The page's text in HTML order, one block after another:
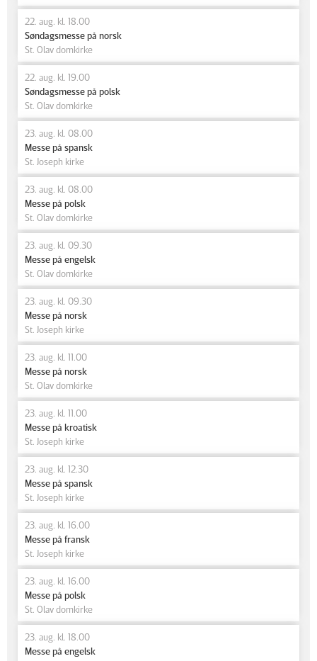
22. aug. kl. 18.00
Søndagsmesse på norsk
St. Olav domkirke
22. aug. kl. 19.00
Søndagsmesse på polsk
St. Olav domkirke
23. aug. kl. 08.00
Messe på spansk
St. Joseph kirke
23. aug. kl. 08.00
Messe på polsk
St. Olav domkirke
23. aug. kl. 09.30
Messe på engelsk
St. Olav domkirke
23. aug. kl. 09.30
Messe på norsk
St. Joseph kirke
23. aug. kl. 11.00
Messe på norsk
St. Olav domkirke
23. aug. kl. 11.00
Messe på kroatisk
St. Joseph kirke
23. aug. kl. 12.30
Messe på spansk
St. Joseph kirke
23. aug. kl. 16.00
Messe på fransk
St. Joseph kirke
23. aug. kl. 16.00
Messe på polsk
St. Olav domkirke
23. aug. kl. 18.00
Messe på engelsk